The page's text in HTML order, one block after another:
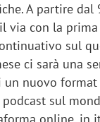
A partire dal
via con la
sul
ci sarà una
nuovo format
podcast sul